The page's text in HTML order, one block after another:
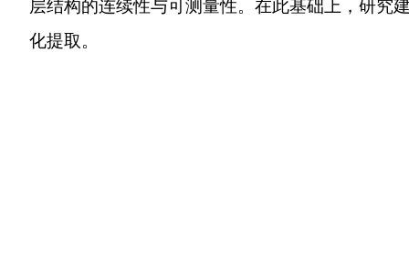
层结构的连续性与可测量性。在此基础上，研究
化提取。